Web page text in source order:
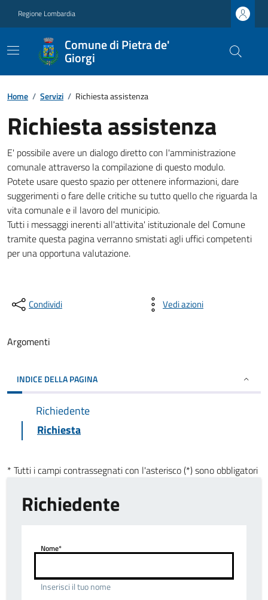
Regione Lombardia
Comune di Pietra de'
Giorgi
Home / Servizi / Richiesta assistenza
Richiesta assistenza
E' possibile avere un dialogo diretto con l'amministrazione
comunale attraverso la compilazione di questo modulo.
Potete usare questo spazio per ottenere informazioni, dare
suggerimenti o fare delle critiche su tutto quello che riguarda la
vita comunale e il lavoro del municipio.
Tutti i messaggi inerenti all'attivita' istituzionale del Comune
tramite questa pagina verranno smistati agli uffici competenti
per una opportuna valutazione.
Condividi Vedi azioni
Argomenti
INDICE DELLA PAGINA
Richiedente
Richiesta
* Tutti i campi contrassegnati con l'asterisco (*) sono obbligatori
Richiedente
Nome*
Inserisci il tuo nome